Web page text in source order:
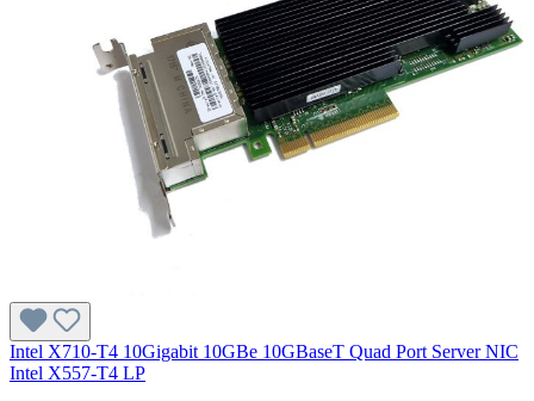
Intel X710-T4 10Gigabit 10GBe 10GBaseT Quad Port Server NIC
Intel X557-T4 LP